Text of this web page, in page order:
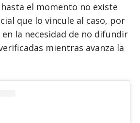
el momento no existe
que lo vincule al caso, por
la necesidad de no difundir
mientras avanza la